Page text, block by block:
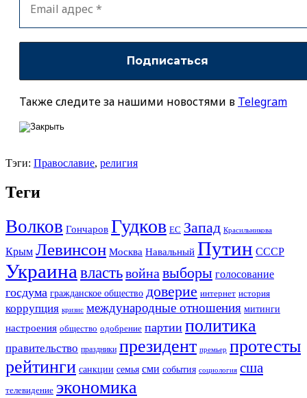
Также следите за нашими новостями в Telegram
Тэги: Православие, религия
Теги
Волков Гончаров Гудков ЕС Запад Красильникова
Крым Левинсон Москва Навальный Путин СССР
Украина властьвойна выборы голосование
госдума гражданское общество доверие интернет история
коррупция кризис международные отношения митинги
настроения общество одобрение партии политика
правительство праздники президент премьер протесты
рейтинги санкции семья сми события социология сша
телевидение экономика